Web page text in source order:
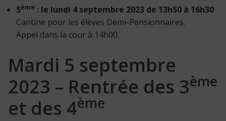
5ème : le lundi 4 septembre 2023 de 13h50 à 16h30
Cantine pour les élèves Demi-Pensionnaires.
Appel dans la cour à 14h00.
Mardi 5 septembre
2023 – Rentrée des 3ème
et des 4ème